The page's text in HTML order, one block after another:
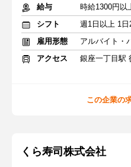
給与
時給1300円以
シフト
雇用形態
アルバイト・
アクセス
銀座一丁目駅
この企業の
くら寿司株式会社